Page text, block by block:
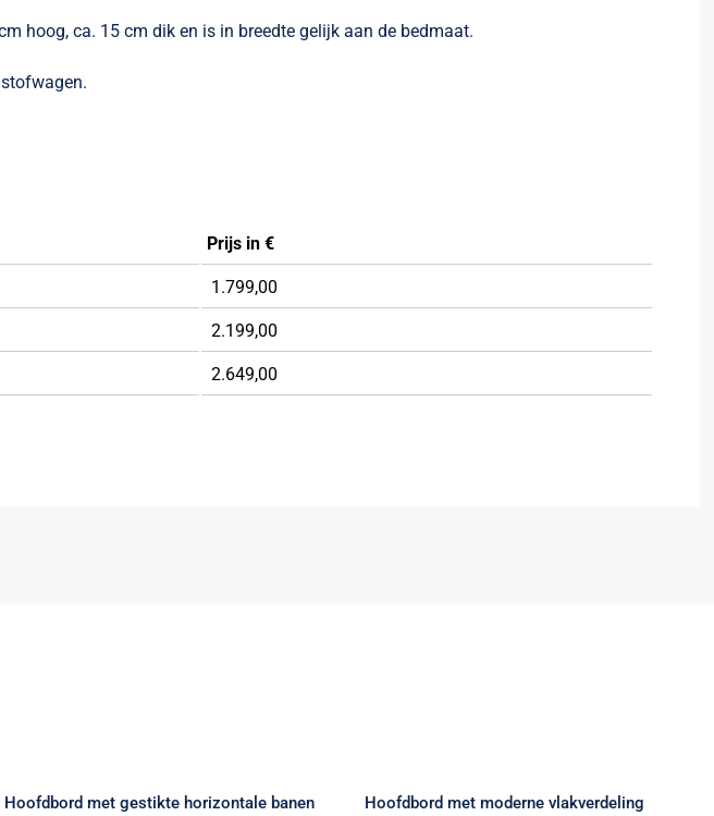
hoog, ca. 15 cm dik en is in breedte gelijk aan de bedmaat.
Prijs in €
1.799,00
2.199,00
2.649,00
Hoofdbord met gestikte horizontale banen Hoofdbord met moderne vlakverdeling